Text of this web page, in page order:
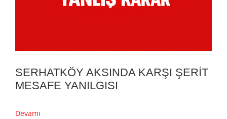
SERHATKÖY AKSINDA KARŞI ŞERİT
MESAFE YANILGISI
Devamı